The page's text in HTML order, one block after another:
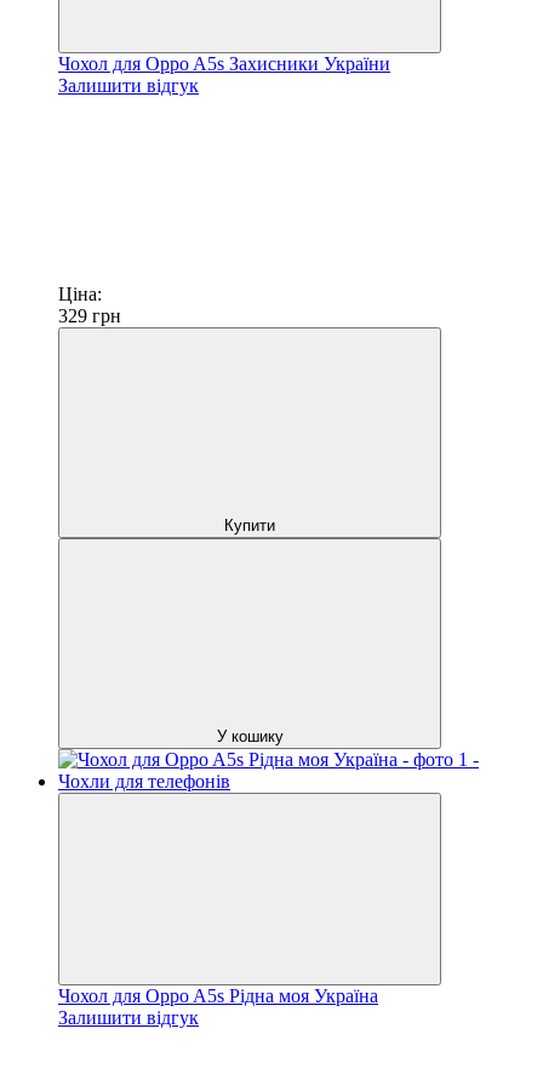
Чохол для Oppo A5s Захисники України
Залишити відгук
Ціна:
329 грн
Купити
У кошику
Чохол для Oppo A5s Рідна моя Україна
Залишити відгук